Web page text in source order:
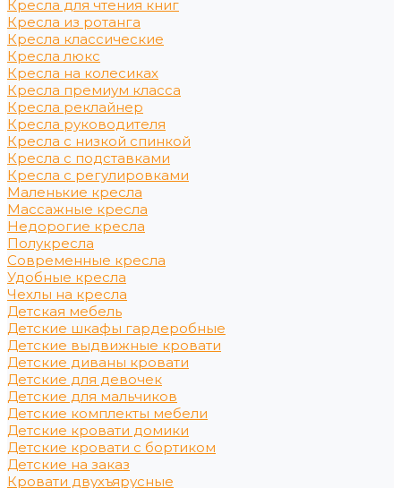
Кресла для чтения книг
Кресла из ротанга
Кресла классические
Кресла люкс
Кресла на колесиках
Кресла премиум класса
Кресла реклайнер
Кресла руководителя
Кресла с низкой спинкой
Кресла с подставками
Кресла с регулировками
Маленькие кресла
Массажные кресла
Недорогие кресла
Полукресла
Современные кресла
Удобные кресла
Чехлы на кресла
Детская мебель
Детские шкафы гардеробные
Детские выдвижные кровати
Детские диваны кровати
Детские для девочек
Детские для мальчиков
Детские комплекты мебели
Детские кровати домики
Детские кровати с бортиком
Детские на заказ
Кровати двухъярусные